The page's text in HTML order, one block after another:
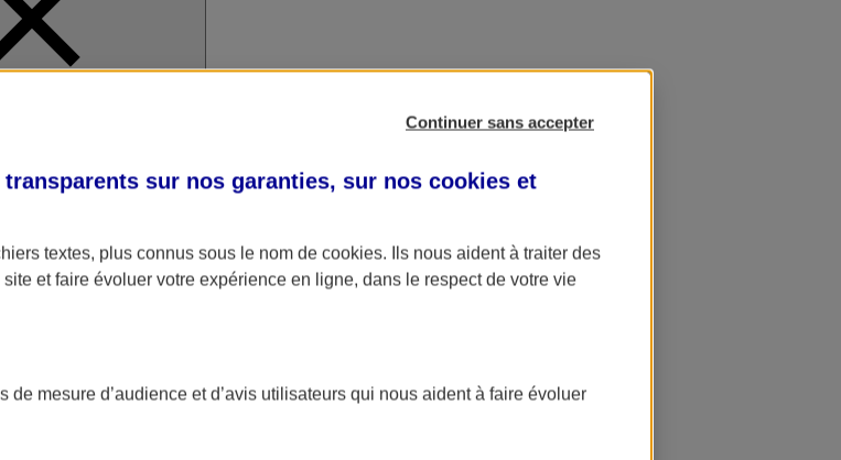
Continuer sans accepter
sur nos garanties, sur nos cookies et
textes, plus connus sous le nom de cookies. Ils nous aident à traiter des
et faire évoluer votre expérience en ligne, dans le respect de votre vie
de mesure d’audience et d’avis utilisateurs qui nous aident à faire évoluer